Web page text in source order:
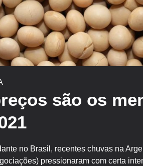
são os
no Brasil, recentes chuvas na
pressionaram com certa